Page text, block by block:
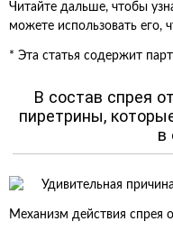
Читайте дальше, чтобы
можете использовать его,
* Эта статья содержит
В состав спрея
пиретрины,
в
Механизм действия спрея